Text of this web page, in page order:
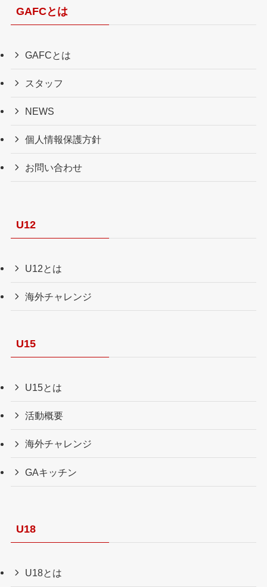
GAFCとは
GAFCとは
スタッフ
NEWS
個人情報保護方針
お問い合わせ
U12
U12とは
海外チャレンジ
U15
U15とは
活動概要
海外チャレンジ
GAキッチン
U18
U18とは